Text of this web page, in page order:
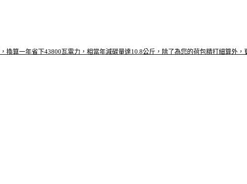
換算一年省下43800瓦電力，相當年減碳量達10.8公斤，除了為您的荷包精打細算外，